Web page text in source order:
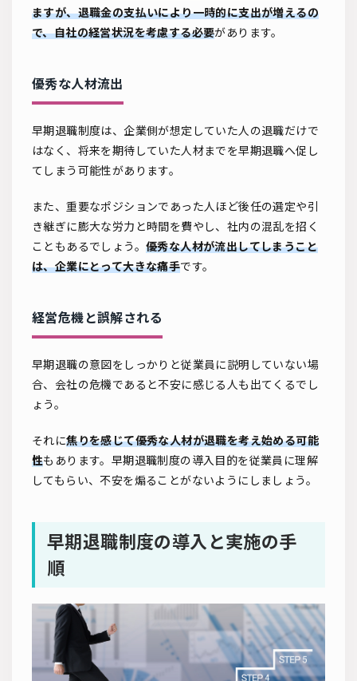
ますが、退職金の支払いにより一時的に支出が増えるの
で、自社の経営状況を考慮する必要があります。
優秀な人材流出
早期退職制度は、企業側が想定していた人の退職だけで
はなく、将来を期待していた人材までを早期退職へ促し
てしまう可能性があります。
また、重要なポジションであった人ほど後任の選定や引
き継ぎに膨大な労力と時間を費やし、社内の混乱を招く
こともあるでしょう。 優秀な人材が流出してしまうこと
は、企業にとって大きな痛手です。
経営危機と誤解される
早期退職の意図をしっかりと従業員に説明していない場
合、会社の危機であると不安に感じる人も出てくるでし
ょう。
それに焦りを感じて優秀な人材が退職を考え始める可能
性もあります。早期退職制度の導入目的を従業員に理解
してもらい、不安を煽ることがないようにしましょう。
早期退職制度の導入と実施の手
順